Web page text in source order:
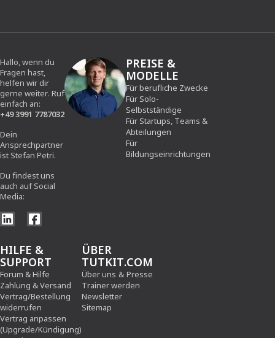
Hallo, wenn du
Fragen hast,
helfen wir dir
gerne weiter. Ruf
einfach an:
+49 3991 7787032
Dein
Ansprechpartner
ist Stefan Petri.
Du findest uns
auch auf Social
Media:
PREISE &
MODELLE
Für berufliche Zwecke
Für Solo-
Selbstständige
Für Startups, Teams &
Abteilungen
Für
Bildungseinrichtungen
HILFE &
SUPPORT
Forum & Hilfe
Zahlung & Versand
Vertrag/Bestellung
widerrufen
Vertrag anpassen
(Upgrade/Kündigung)
ÜBER
TUTKIT.COM
Über uns & Presse
Trainer werden
Newsletter
Sitemap